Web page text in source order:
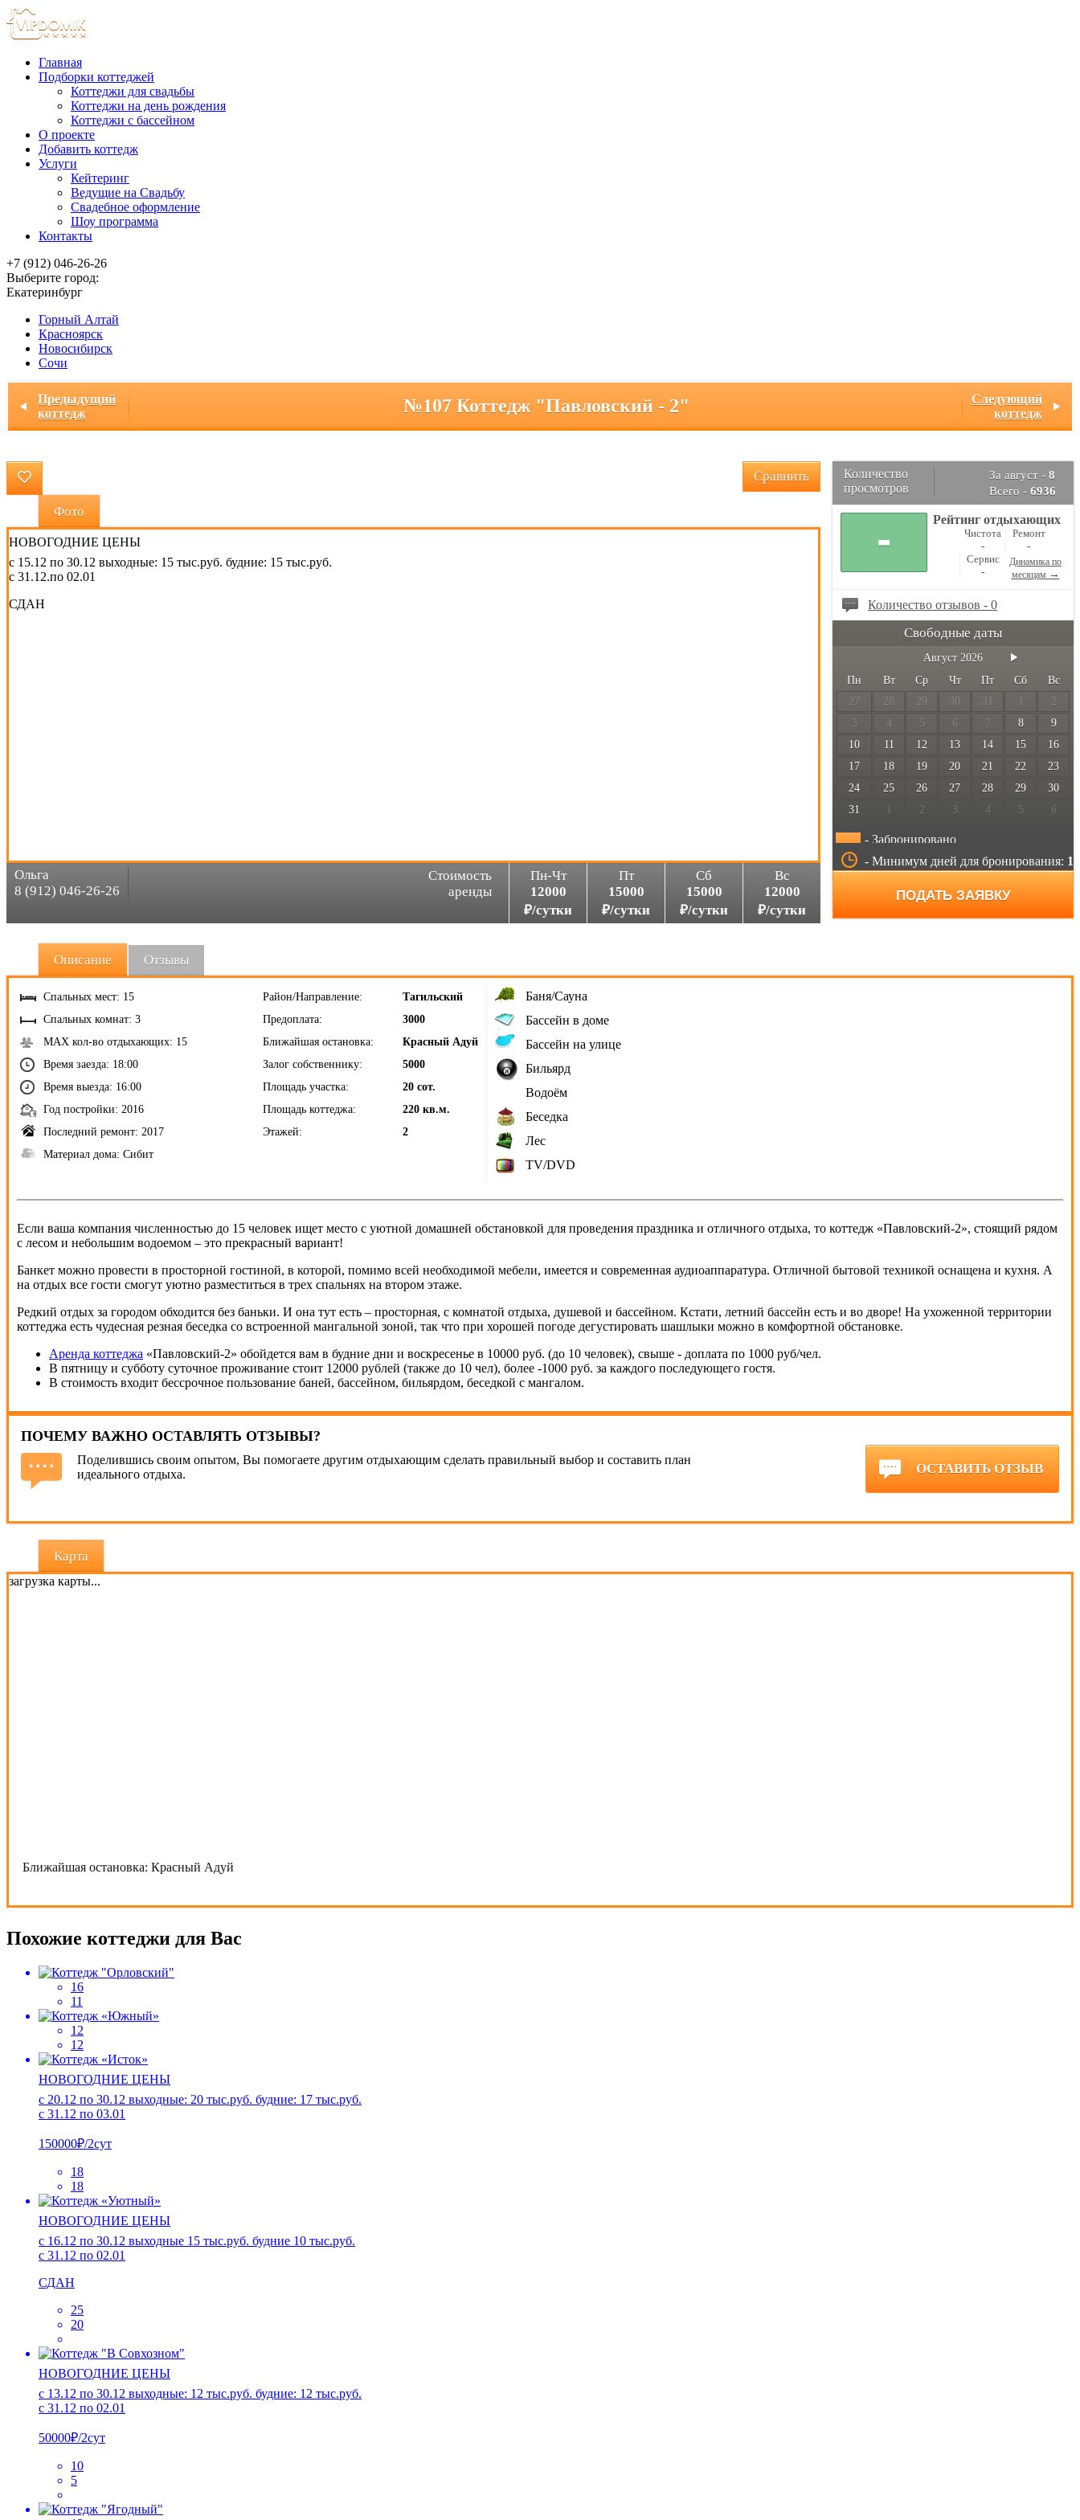
Главная
Подборки коттеджей
Коттеджи для свадьбы
Коттеджи на день рождения
Коттеджи с бассейном
О проекте
Добавить коттедж
Услуги
Кейтеринг
Ведущие на Свадьбу
Свадебное оформление
Шоу программа
Контакты
+7 (912) 046-26-26
Выберите город:
Екатеринбург
Горный Алтай
Красноярск
Новосибирск
Сочи
Предыдущий
коттедж
Следующий
коттедж
№107 Коттедж "Павловский - 2"
Количество
просмотров
За август - 8
Всего - 6936
- Рейтинг отдыхающих
Чистота
-
Ремонт
-
Сервис
-
Динамика по
месяцам →
Количество отзывов - 0
Свободные даты
Август 2026
Пн
Вт Ср Чт Пт Сб
Вс
27
28 29 30 31
2
3
4 5 6 7 8
9
10
11 12 13 14 15
16
17
18 19 20 21 22
23
24
25 26 27 28 29
30
31
2 3 4 5 6
- Забронировано
- Минимум дней для бронирования: 1
ПОДАТЬ ЗАЯВКУ
Сравнить
Фото
НОВОГОДНИЕ ЦЕНЫ
с 15.12 по 30.12 выходные: 15 тыс.руб. будние: 15 тыс.руб.
с 31.12.по 02.01
СДАН
Ольга
8 (912) 046-26-26
Стоимость
аренды
Пн-Чт
12000
₽/сутки
Пт
15000
₽/сутки
Сб
15000
₽/сутки
Вс
12000
₽/сутки
Описание Отзывы
Спальных мест: 15
Спальных комнат: 3
MAX кол-во отдыхающих: 15
Время заезда: 18:00
Время выезда: 16:00
Год постройки: 2016
Последний ремонт: 2017
Материал дома: Сибит
Район/Направление:
Тагильский
Предоплата:
3000
Ближайшая остановка:
Красный Адуй
Залог собственнику:
5000
Площадь участка:
20 сот.
Площадь коттеджа:
220 кв.м.
Этажей:
2
Баня/Сауна
Бассейн в доме
Бассейн на улице
Бильярд
Водоём
Беседка
Лес
TV/DVD
Если ваша компания численностью до 15 человек ищет место с уютной домашней обстановкой для проведения праздника и отличного отдыха, то коттедж «Павловский-2», стоящий рядом
с лесом и небольшим водоемом – это прекрасный вариант!
Банкет можно провести в просторной гостиной, в которой, помимо всей необходимой мебели, имеется и современная аудиоаппаратура. Отличной бытовой техникой оснащена и кухня. А
на отдых все гости смогут уютно разместиться в трех спальнях на втором этаже.
Редкий отдых за городом обходится без баньки. И она тут есть – просторная, с комнатой отдыха, душевой и бассейном. Кстати, летний бассейн есть и во дворе! На ухоженной территории
коттеджа есть чудесная резная беседка со встроенной мангальной зоной, так что при хорошей погоде дегустировать шашлыки можно в комфортной обстановке.
Аренда коттеджа «Павловский-2» обойдется вам в будние дни и воскресенье в 10000 руб. (до 10 человек), свыше - доплата по 1000 руб/чел.
В пятницу и субботу суточное проживание стоит 12000 рублей (также до 10 чел), более -1000 руб. за каждого последующего гостя.
В стоимость входит бессрочное пользование баней, бассейном, бильярдом, беседкой с мангалом.
ПОЧЕМУ ВАЖНО ОСТАВЛЯТЬ ОТЗЫВЫ?
ОСТАВИТЬ ОТЗЫВ
Поделившись своим опытом, Вы помогаете другим отдыхающим сделать правильный выбор и составить план
идеального отдыха.
Карта
загрузка карты...
Ближайшая остановка: Красный Адуй
Похожие коттеджи для Вас
16
11
12
12
НОВОГОДНИЕ ЦЕНЫ
с 20.12 по 30.12 выходные: 20 тыс.руб. будние: 17 тыс.руб.
с 31.12 по 03.01
150000₽/2сут
18
18
НОВОГОДНИЕ ЦЕНЫ
с 16.12 по 30.12 выходные 15 тыс.руб. будние 10 тыс.руб.
с 31.12 по 02.01
СДАН
25
20
НОВОГОДНИЕ ЦЕНЫ
с 13.12 по 30.12 выходные: 12 тыс.руб. будние: 12 тыс.руб.
с 31.12 по 02.01
50000₽/2сут
10
5